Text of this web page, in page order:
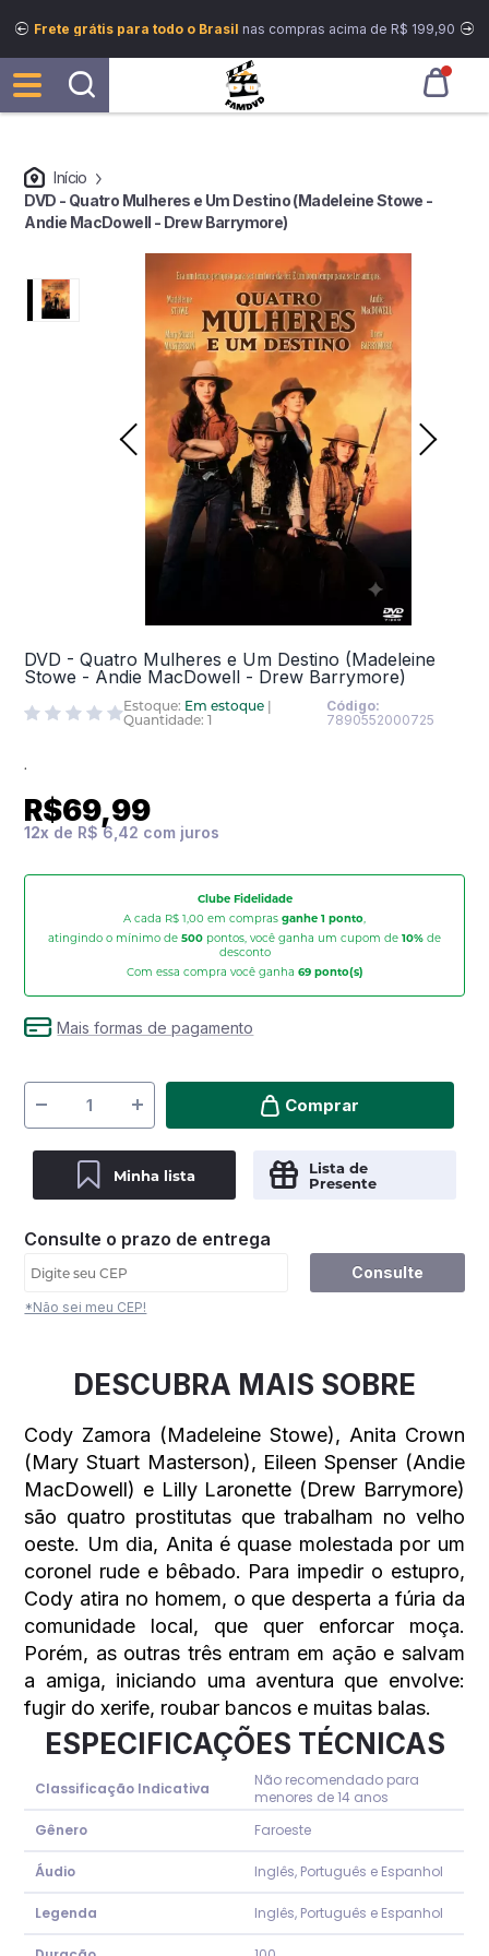
Frete grátis para todo o Brasil nas compras acima de R$ 199,90
Início
DVD - Quatro Mulheres e Um Destino (Madeleine Stowe -
Andie MacDowell - Drew Barrymore)
DVD - Quatro Mulheres e Um Destino (Madeleine
Stowe - Andie MacDowell - Drew Barrymore)
Estoque: Em estoque |
Quantidade: 1
Código:
7890552000725
.
R$69,99
12x de R$ 6,42
Clube Fidelidade
A cada R$ 1,00 em compras ganhe 1 ponto,
atingindo o mínimo de 500 pontos, você ganha um cupom de 10% de
desconto
Com essa compra você ganha 69ponto(s)
Mais formas de pagamento
Comprar
Minha lista
Lista de
Presente
Consulte o prazo de entrega
Consulte
*Não sei meu CEP!
DESCUBRA MAIS SOBRE
Cody Zamora (Madeleine Stowe), Anita Crown
(Mary Stuart Masterson), Eileen Spenser (Andie
MacDowell) e Lilly Laronette (Drew Barrymore)
são quatro prostitutas que trabalham no velho
oeste. Um dia, Anita é quase molestada por um
coronel rude e bêbado. Para impedir o estupro,
Cody atira no homem, o que desperta a fúria da
comunidade local, que quer enforcar moça.
Porém, as outras três entram em ação e salvam
a amiga, iniciando uma aventura que envolve:
fugir do xerife, roubar bancos e muitas balas.
ESPECIFICAÇÕES TÉCNICAS
Classificação Indicativa
Não recomendado para
menores de 14 anos
Gênero
Faroeste
Áudio Inglês, Português e Espanhol
Legenda Inglês, Português e Espanhol